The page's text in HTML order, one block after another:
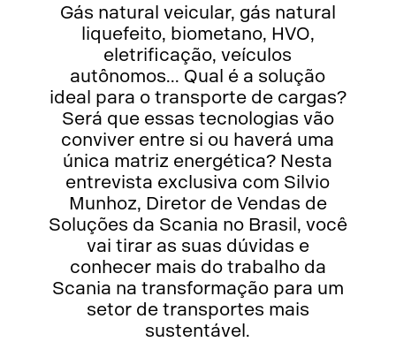
Gás natural veicular, gás natural
liquefeito, biometano, HVO,
eletrificação, veículos
autônomos... Qual é a solução
ideal para o transporte de cargas?
Será que essas tecnologias vão
conviver entre si ou haverá uma
única matriz energética? Nesta
entrevista exclusiva com Silvio
Munhoz, Diretor de Vendas de
Soluções da Scania no Brasil, você
vai tirar as suas dúvidas e
conhecer mais do trabalho da
Scania na transformação para um
setor de transportes mais
sustentável.